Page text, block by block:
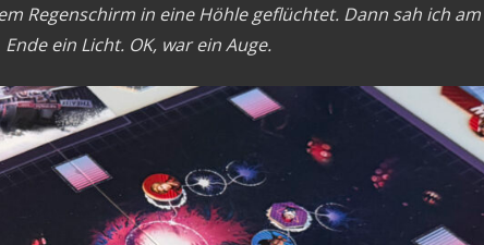
Regenschirm in eine Höhle geflüchtet. Dann sah ich am
Ende ein Licht. OK, war ein Auge.